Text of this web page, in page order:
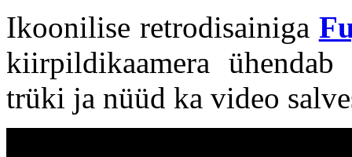
Ikoonilise retrodisainiga
kiirpildikaamera
trüki ja nüüd ka video